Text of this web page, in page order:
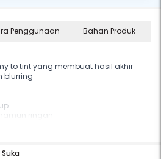
Penggunaan Bahan Produk
to tint yang membuat hasil akhir
blurring